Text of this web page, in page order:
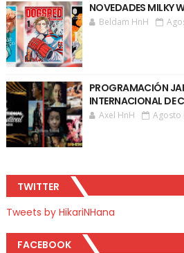
NOVEDADES MILKY
Beldam HnH
PROGRAMACIÓN
INTERNACIONAL DE
Axel HnH Agosto
TWITTER
Tweets by HikariNHana
FACEBOOK